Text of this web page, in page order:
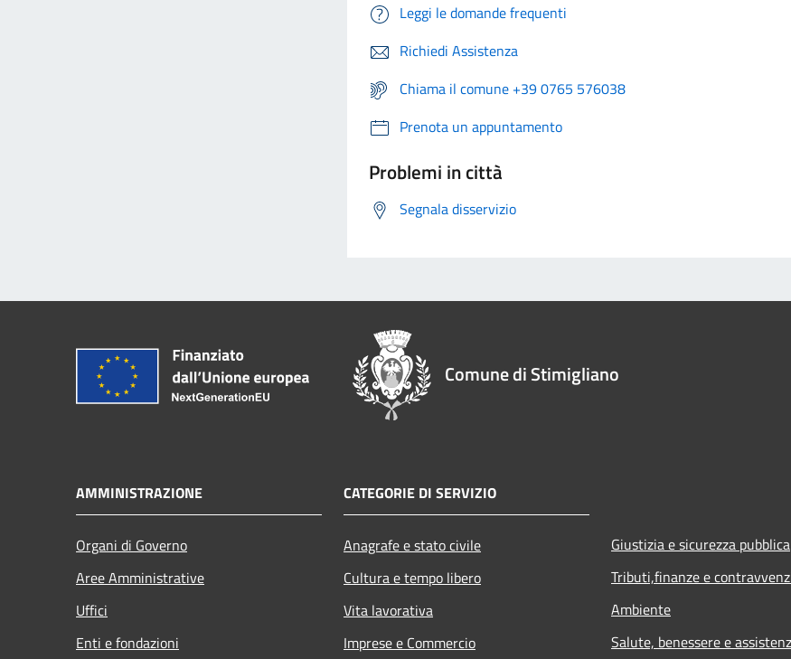
Leggi le domande frequenti
Richiedi Assistenza
Chiama il comune +39 0765 576038
Prenota un appuntamento
Problemi in città
Segnala disservizio
Comune di Stimigliano
AMMINISTRAZIONE
Organi di Governo
Aree Amministrative
Uffici
Enti e fondazioni
CATEGORIE DI SERVIZIO
Anagrafe e stato civile
Cultura e tempo libero
Vita lavorativa
Imprese e Commercio
Giustizia e sicurezza pubblica
Tributi,finanze e
Ambiente
Salute, benessere e